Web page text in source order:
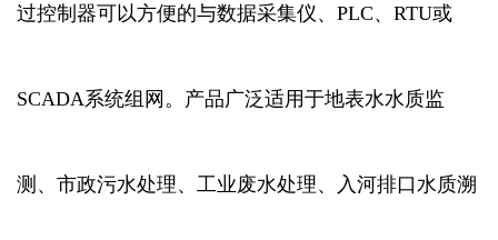
过控制器可以方便的与数据采集仪、PLC、RTU或
SCADA系统组网。产品广泛适用于地表水水质监
测、市政污水处理、工业废水处理、入河排口水质溯